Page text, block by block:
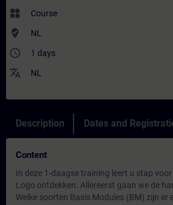
widgets Course
where_to_vote NL
access_time 1 days
translate NL
Description Dates and
Content
In deze 1-daagse training leert u stap
Logo ontdekken. Allereerst gaan we de
Welke soorten Basis Modules (BM) zijn er